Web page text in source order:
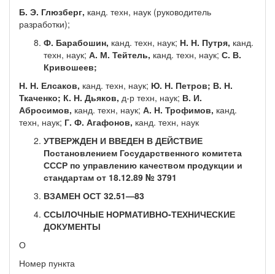
Б. Э. Глюзберг, канд. техн, наук (руководитель
разработки);
Ф. Барабошин, канд. техн, наук; Н. Н. Путря, канд.
техн, наук; А. М. Тейтель, канд. техн, наук; С. В.
Кривошеев;
Н. Н. Елсаков, канд. техн, наук; Ю. Н. Петров; В. Н.
Ткачен­ко; К. Н. Дьяков, д-р техн, наук; В. И.
Абросимов, канд. техн, наук; А. Н. Трофимов, канд.
техн, наук; Г. Ф. Агафонов, канд. техн, наук
УТВЕРЖДЕН И ВВЕДЕН В ДЕЙСТВИЕ
Постановлением Государственного комитета
СССР по управлению качеством продукции и
стандартам от 18.12.89 № 3791
ВЗАМЕН ОСТ 32.51—83
ССЫЛОЧНЫЕ НОРМАТИВНО-ТЕХНИЧЕСКИЕ
ДОКУМЕН­ТЫ
О
Номер пункта